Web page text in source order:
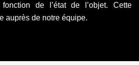
de l’état de l’objet. Cette
auprès de notre équipe.